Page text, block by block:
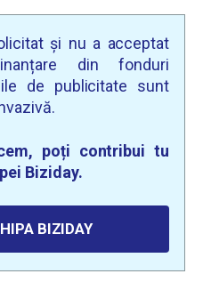
și nu a acceptat
din fonduri
de publicitate sunt
poți contribui tu
Biziday.
BIZIDAY